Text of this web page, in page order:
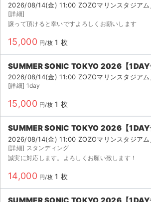
2026/08/14(金) 11:00 ZOZOマリンスタジアム
[詳細]
譲って頂けると幸いですよろしくお願いします
15,000 円/枚 1 枚
SUMMER SONIC TOKYO 2026【1DAY
2026/08/14(金) 11:00 ZOZOマリンスタジアム
[詳細] 1day
15,000 円/枚 1 枚
SUMMER SONIC TOKYO 2026【1DAY
2026/08/14(金) 11:00 ZOZOマリンスタジアム
[詳細] スタンディング
誠実に対応します。よろしくお願い致します！
14,000 円/枚 1 枚